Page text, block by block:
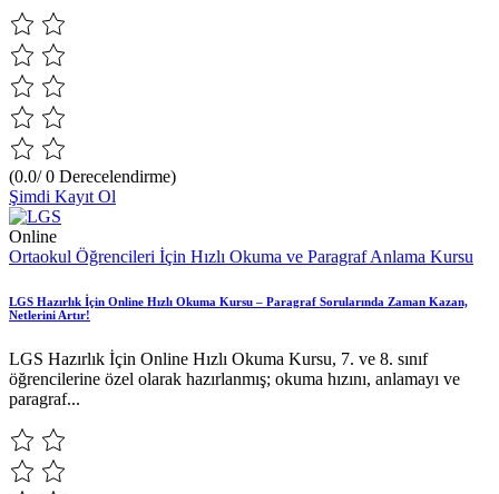
(0.0/ 0 Derecelendirme)
Şimdi Kayıt Ol
Online
Ortaokul Öğrencileri İçin Hızlı Okuma ve Paragraf Anlama Kursu
LGS Hazırlık İçin Online Hızlı Okuma Kursu – Paragraf Sorularında Zaman Kazan,
Netlerini Artır!
LGS Hazırlık İçin Online Hızlı Okuma Kursu, 7. ve 8. sınıf
öğrencilerine özel olarak hazırlanmış; okuma hızını, anlamayı ve
paragraf...